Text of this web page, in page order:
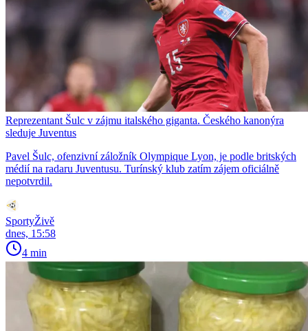
Reprezentant Šulc v zájmu italského giganta. Českého kanonýra
sleduje Juventus
Pavel Šulc, ofenzivní záložník Olympique Lyon, je podle britských
médií na radaru Juventusu. Turínský klub zatím zájem oficiálně
nepotvrdil.
SportyŽivě
dnes, 15:58
4 min